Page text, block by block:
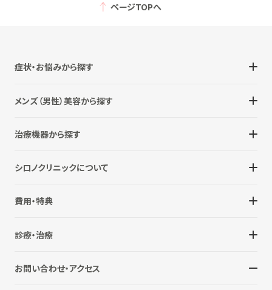
ページTOPへ
症状・お悩みから探す
メンズ（男性）美容から探す
治療機器から探す
シロノクリニックについて
費用・特典
診療・治療
お問い合わせ・アクセス